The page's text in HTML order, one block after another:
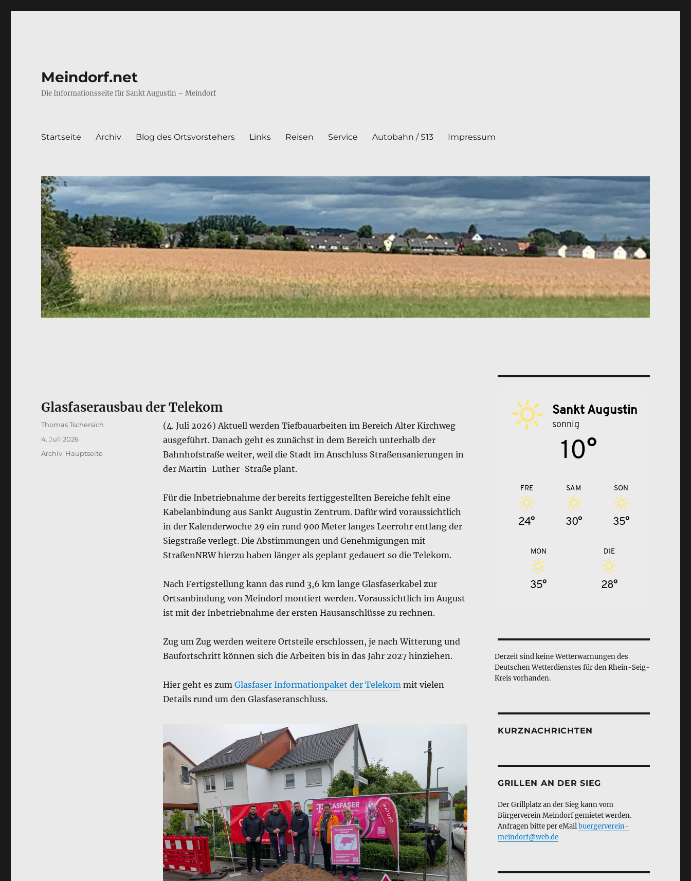
Meindorf.net
Die Informationsseite für Sankt Augustin – Meindorf
Startseite Archiv Blog des Ortsvorstehers Links Reisen Service Autobahn / S13 Impressum
Glasfaserausbau der Telekom
(4. Juli 2026) Aktuell werden Tiefbauarbeiten im Bereich Alter Kirchweg
ausgeführt. Danach geht es zunächst in dem Bereich unterhalb der
Bahnhofstraße weiter, weil die Stadt im Anschluss Straßensanierungen in
der Martin-Luther-Straße plant.
Für die Inbetriebnahme der bereits fertiggestellten Bereiche fehlt eine
Kabelanbindung aus Sankt Augustin Zentrum. Dafür wird voraussichtlich
in der Kalenderwoche 29 ein rund 900 Meter langes Leerrohr entlang der
Siegstraße verlegt. Die Abstimmungen und Genehmigungen mit
StraßenNRW hierzu haben länger als geplant gedauert so die Telekom.
Nach Fertigstellung kann das rund 3,6 km lange Glasfaserkabel zur
Ortsanbindung von Meindorf montiert werden. Voraussichtlich im August
ist mit der Inbetriebnahme der ersten Hausanschlüsse zu rechnen.
Zug um Zug werden weitere Ortsteile erschlossen, je nach Witterung und
Baufortschritt können sich die Arbeiten bis in das Jahr 2027 hinziehen.
Hier geht es zum Glasfaser Informationpaket der Telekommit vielen
Details rund um den Glasfaseranschluss.
Autor
Thomas Tschersich
Veröffentlicht
4. Juli 2026
Kategorien
Archiv, Hauptseite
Sankt Augustin
sonnig
10°
FRE
24°
SAM
30°
SON
35°
MON
35°
DIE
28°
Derzeit sind keine Wetterwarnungen des
Deutschen Wetterdienstes für den Rhein-Seig-
Kreis vorhanden.
KURZNACHRICHTEN
GRILLEN AN DER SIEG
Der Grillplatz an der Sieg kann vom
Bürgerverein Meindorf gemietet werden.
Anfragen bitte per eMailbuergerverein-
meindorf@web.de